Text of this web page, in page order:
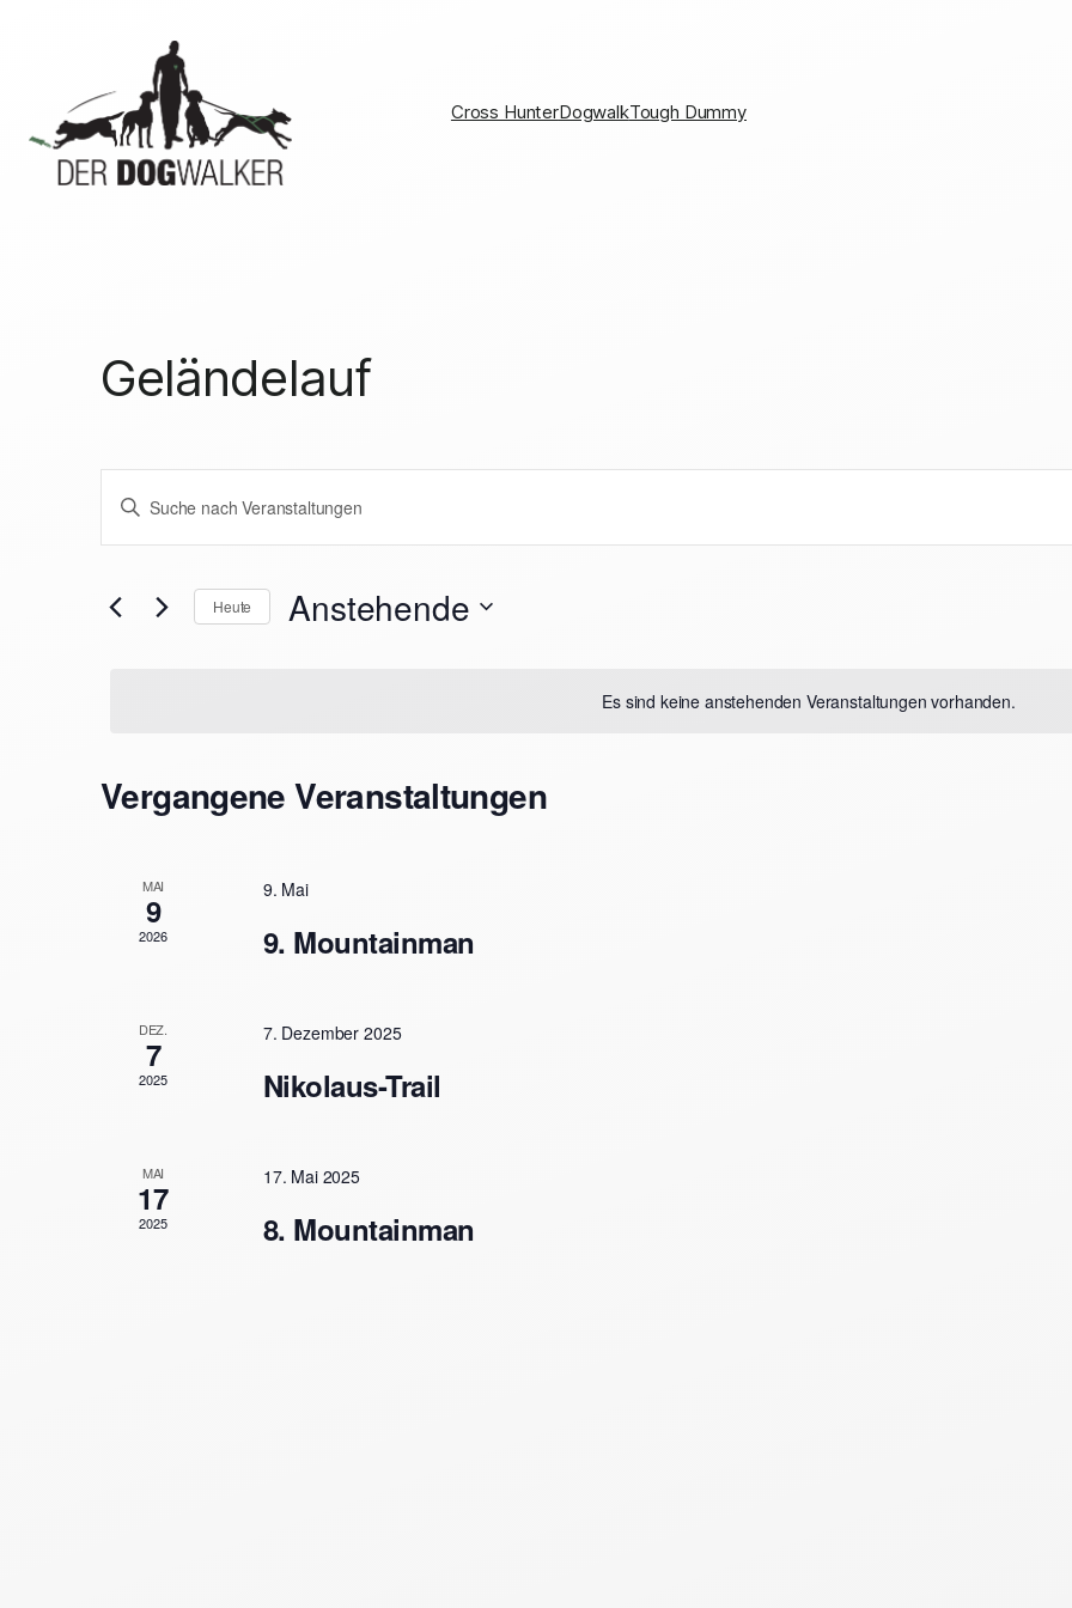
Cross HunterDogwalkTough Dummy
Geländelauf
Es sind keine anstehenden Veranstaltungen vorhanden.
Veranstaltungen
Suche
Ansichten,
Bitte
Suche
Heute Anstehende
Vergangene Veranstaltungen
MAI
9
2026
9. Mai
9. Mountainman
DEZ.
7
2025
7. Dezember 2025
Nikolaus-Trail
MAI
17
2025
17. Mai 2025
8. Mountainman